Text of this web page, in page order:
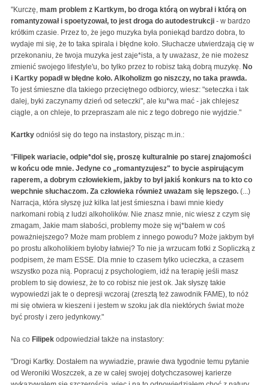
"Kurczę, mam problem z Kartkym, bo droga którą on wybrał i którą on
romantyzował i spoetyzował, to jest droga do autodestrukcji - w bardzo
krótkim czasie. Przez to, że jego muzyka była poniekąd bardzo dobra, to
wydaje mi się, że to taka spirala i błędne koło. Słuchacze utwierdzają cię w
przekonaniu, że twoja muzyka jest zaje*ista, a ty uważasz, że nie możesz
zmienić swojego lifestyle'u, bo tylko przez to robisz taką dobrą muzykę. No
i Kartky popadł w błędne koło. Alkoholizm go niszczy, no taka prawda.
To jest śmieszne dla takiego przeciętnego odbiorcy, wiesz: "seteczka i tak
dalej, byki zaczynamy dzień od seteczki", ale ku*wa mać - jak chlejesz
ciągle, a on chleje, to przepraszam ale nic z tego dobrego nie wyjdzie."
Kartky odniósł się do tego na instastory, pisząc m.in.:
"Filipek wariacie, odpie*dol się, proszę kulturalnie po starej znajomości
w końcu ode mnie. Jedyne co „romantyzujesz" to bycie aspirującym
raperem, a dobrym człowiekiem, jakby to był jakiś konkurs na to kto co
wepchnie słuchaczom. Za człowieka również uważam się lepszego. (...)
Narracja, która słyszę już kilka lat jest śmieszna i bawi mnie kiedy
narkomani robią z ludzi alkoholików. Nie znasz mnie, nic wiesz z czym się
zmagam, Jakie mam słabości, problemy może się wj*bałem w coś
poważniejszego? Może mam problem z innego powodu? Może jakbym był
po prostu alkoholikiem byłoby łatwiej? To nie ja wrzucam fotki z Sopliczką z
podpisem, że mam ESSE. Dla mnie to czasem tylko ucieczka, a czasem
wszystko poza nią. Popracuj z psychologiem, idź na terapię jeśli masz
problem to się dowiesz, że to co robisz nie jest ok. Jak słyszę takie
wypowiedzi jak te o depresji wczoraj (zresztą też zawodnik FAME), to nóż
mi się otwiera w kieszeni i jestem w szoku jak dla niektórych świat może
być prosty i zero jedynkowy."
Na co Filipek odpowiedział także na instastory:
"Drogi Kartky. Dostałem na wywiadzie, prawie dwa tygodnie temu pytanie
od Weroniki Woszczek, a ze w całej swojej dotychczasowej karierze